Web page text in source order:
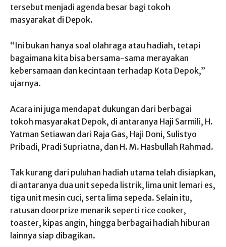
tersebut menjadi agenda besar bagi tokoh
masyarakat di Depok.
“Ini bukan hanya soal olahraga atau hadiah, tetapi
bagaimana kita bisa bersama-sama merayakan
kebersamaan dan kecintaan terhadap Kota Depok,”
ujarnya.
Acara ini juga mendapat dukungan dari berbagai
tokoh masyarakat Depok, di antaranya Haji Sarmili, H.
Yatman Setiawan dari Raja Gas, Haji Doni, Sulistyo
Pribadi, Pradi Supriatna, dan H. M. Hasbullah Rahmad.
Tak kurang dari puluhan hadiah utama telah disiapkan,
di antaranya dua unit sepeda listrik, lima unit lemari es,
tiga unit mesin cuci, serta lima sepeda. Selain itu,
ratusan doorprize menarik seperti rice cooker,
toaster, kipas angin, hingga berbagai hadiah hiburan
lainnya siap dibagikan.